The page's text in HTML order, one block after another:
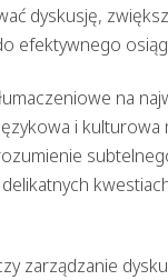
dyskusję,
na
i kulturowa
zarządzanie